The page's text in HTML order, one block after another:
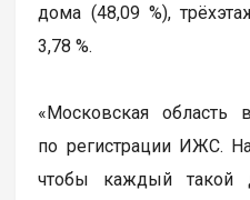
дома (48,09 %),
3,78 %.
«Московская область
по регистрации ИЖС.
чтобы каждый такой